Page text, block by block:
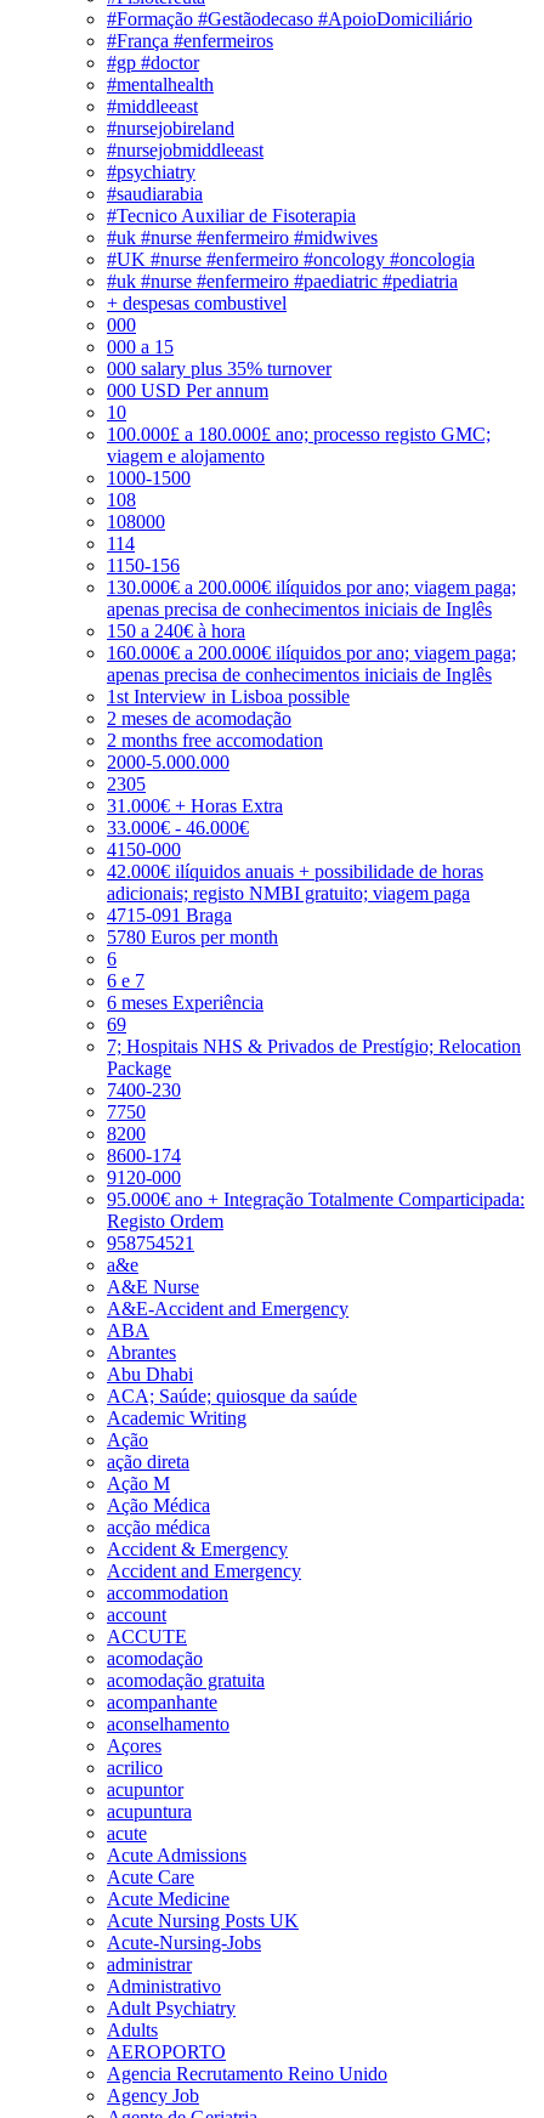
#Formação #Gestãodecaso #ApoioDomiciliário
#França #enfermeiros
#gp #doctor
#mentalhealth
#middleeast
#nursejobireland
#nursejobmiddleeast
#psychiatry
#saudiarabia
#Tecnico Auxiliar de Fisoterapia
#uk #nurse #enfermeiro #midwives
#UK #nurse #enfermeiro #oncology #oncologia
#uk #nurse #enfermeiro #paediatric #pediatria
+ despesas combustivel
000
000 a 15
000 salary plus 35% turnover
000 USD Per annum
10
100.000£ a 180.000£ ano; processo registo GMC;
viagem e alojamento
1000-1500
108
108000
114
1150-156
130.000€ a 200.000€ ilíquidos por ano; viagem paga;
apenas precisa de conhecimentos iniciais de Inglês
150 a 240€ à hora
160.000€ a 200.000€ ilíquidos por ano; viagem paga;
apenas precisa de conhecimentos iniciais de Inglês
1st Interview in Lisboa possible
2 meses de acomodação
2 months free accomodation
2000-5.000.000
2305
31.000€ + Horas Extra
33.000€ - 46.000€
4150-000
42.000€ ilíquidos anuais + possibilidade de horas
adicionais; registo NMBI gratuito; viagem paga
4715-091 Braga
5780 Euros per month
6
6 e 7
6 meses Experiência
69
7; Hospitais NHS & Privados de Prestígio; Relocation
Package
7400-230
7750
8200
8600-174
9120-000
95.000€ ano + Integração Totalmente Comparticipada:
Registo Ordem
958754521
a&e
A&E Nurse
A&E-Accident and Emergency
ABA
Abrantes
Abu Dhabi
ACA; Saúde; quiosque da saúde
Academic Writing
Ação
ação direta
Ação M
Ação Médica
acção médica
Accident & Emergency
Accident and Emergency
accommodation
account
ACCUTE
acomodação
acomodação gratuita
acompanhante
aconselhamento
Açores
acrilico
acupuntor
acupuntura
acute
Acute Admissions
Acute Care
Acute Medicine
Acute Nursing Posts UK
Acute-Nursing-Jobs
administrar
Administrativo
Adult Psychiatry
Adults
AEROPORTO
Agencia Recrutamento Reino Unido
Agency Job